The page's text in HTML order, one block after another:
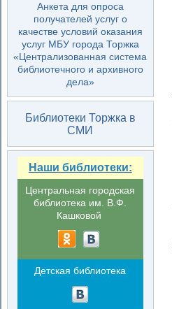
Анкета для опроса
получателей услуг о
качестве условий оказания
услуг МБУ города Торжка
«Централизованная система
библиотечного и архивного
дела»
Библиотеки Торжка в
СМИ
Наши библиотеки:
Центральная городская
библиотека им. В.Ф.
Кашковой
Детская библиотека